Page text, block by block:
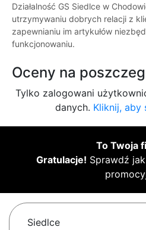
Działalność GS Siedlce w
utrzymywaniu dobrych relacji z
zapewnianiu im artykułów
funkcjonowaniu.
Oceny na
Tylko zalogowani
danych. Kliknij, aby
To Twoja
Gratulacje! Sprawdź
Siedlce